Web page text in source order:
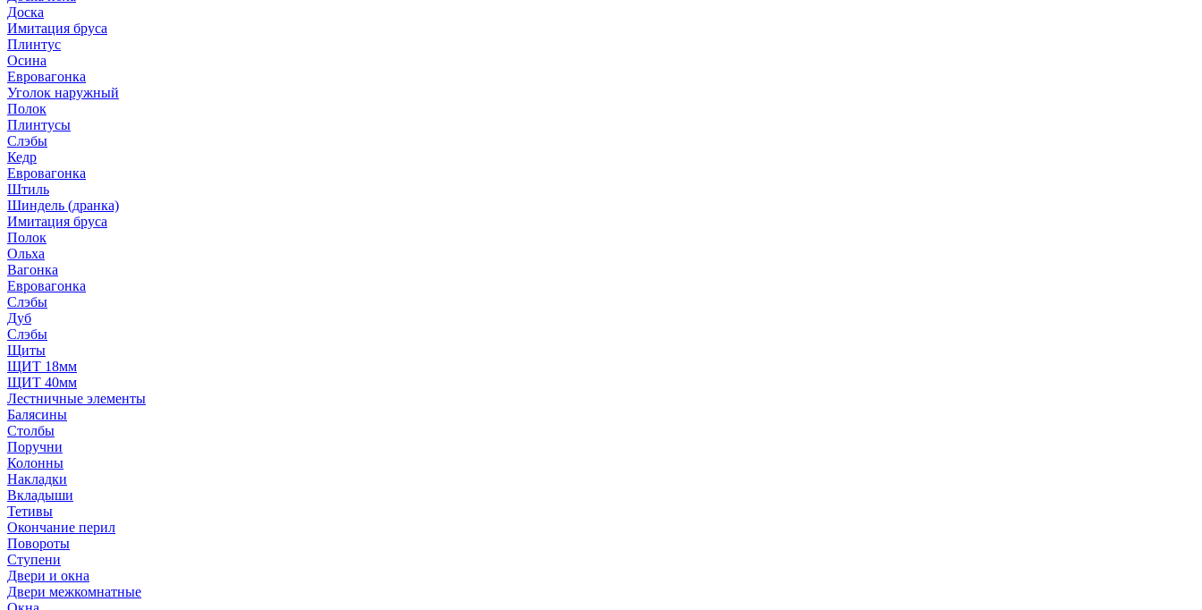
Доска
Имитация бруса
Плинтус
Осина
Евровагонка
Уголок наружный
Полок
Плинтусы
Слэбы
Кедр
Евровагонка
Штиль
Шиндель (дранка)
Имитация бруса
Полок
Ольха
Вагонка
Евровагонка
Слэбы
Дуб
Слэбы
Щиты
ЩИТ 18мм
ЩИТ 40мм
Лестничные элементы
Балясины
Столбы
Поручни
Колонны
Накладки
Вкладыши
Тетивы
Окончание перил
Повороты
Ступени
Двери и окна
Двери межкомнатные